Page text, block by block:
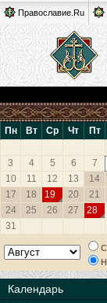
Православие.Ru
Пн Вт Ср Чт Пт
3
4 5 6 7
10
11 12 13 14
17
18 19 20 21
24
25 26 27 28
31
Календарь